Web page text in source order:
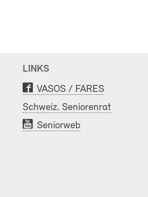
LINKS
VASOS / FARES
Schweiz. Seniorenrat
Seniorweb